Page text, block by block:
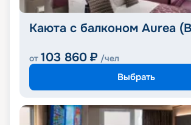
Каюта с балконом Aurea
от 103 860 ₽ /чел
Выбрать